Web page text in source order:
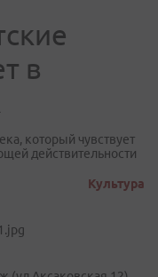
в
который чувствует
действительности
Культура